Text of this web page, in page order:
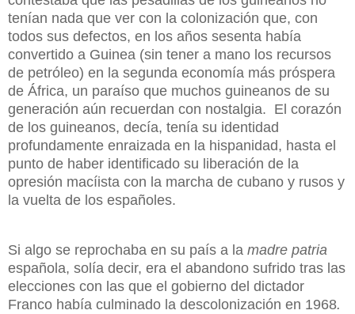
tenían nada que ver con la colonización que, con
todos sus defectos, en los años sesenta había
convertido a Guinea (sin tener a mano los recursos
de petróleo) en la segunda economía más próspera
de África, un paraíso que muchos guineanos de su
generación aún recuerdan con nostalgia. El corazón
de los guineanos, decía, tenía su identidad
profundamente enraizada en la hispanidad, hasta el
punto de haber identificado su liberación de la
opresión macíista con la marcha de cubano y rusos y
la vuelta de los españoles.
Si algo se reprochaba en su país a la madre patria
española, solía decir, era el abandono sufrido tras las
elecciones con las que el gobierno del dictador
Franco había culminado la descolonización en 1968.